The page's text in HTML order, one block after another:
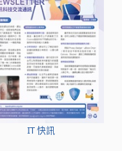
IT 快訊